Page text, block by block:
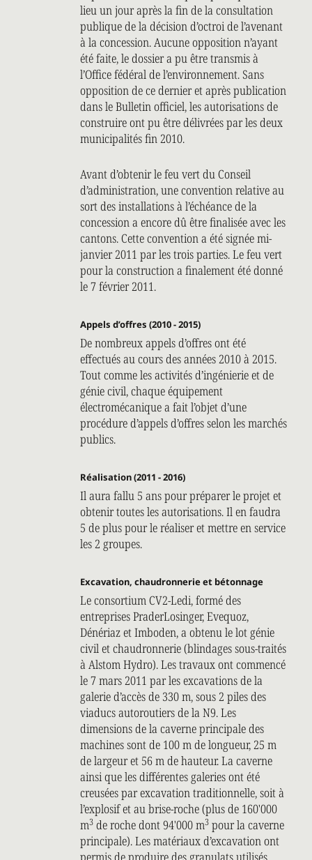
lieu un jour après la fin de la consultation
publique de la décision d’octroi de l’avenant
à la concession. Aucune opposition n’ayant
été faite, le dossier a pu être transmis à
l’Office fédéral de l’environnement. Sans
opposition de ce dernier et après publication
dans le Bulletin officiel, les autorisations de
construire ont pu être délivrées par les deux
municipalités fin 2010.
Avant d’obtenir le feu vert du Conseil
d’administration, une convention relative au
sort des installations à l’échéance de la
concession a encore dû être finalisée avec les
cantons. Cette convention a été signée mi-
janvier 2011 par les trois parties. Le feu vert
pour la construction a finalement été donné
le 7 février 2011.
Appels d’offres (2010 - 2015)
De nombreux appels d’offres ont été
effectués au cours des années 2010 à 2015.
Tout comme les activités d’ingénierie et de
génie civil, chaque équipement
électromécanique a fait l’objet d’une
procédure d’appels d’offres selon les marchés
publics.
Réalisation (2011 - 2016)
Il aura fallu 5 ans pour préparer le projet et
obtenir toutes les autorisations. Il en faudra
5 de plus pour le réaliser et mettre en service
les 2 groupes.
Excavation, chaudronnerie et bétonnage
Le consortium CV2-Ledi, formé des
entreprises PraderLosinger, Evequoz,
Dénériaz et Imboden, a obtenu le lot génie
civil et chaudronnerie (blindages sous-traités
à Alstom Hydro). Les travaux ont commencé
le 7 mars 2011 par les excavations de la
galerie d’accès de 330 m, sous 2 piles des
viaducs autoroutiers de la N9. Les
dimensions de la caverne principale des
machines sont de 100 m de longueur, 25 m
de largeur et 56 m de hauteur. La caverne
ainsi que les différentes galeries ont été
creusées par excavation traditionnelle, soit à
l’explosif et au brise-roche (plus de 160'000
m3 de roche dont 94'000 m3 pour la caverne
principale). Les matériaux d’excavation ont